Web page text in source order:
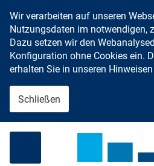
Wir verarbeiten auf unseren
Nutzungsdaten im notwendigen,
Dazu setzen wir den
Konfiguration ohne Cookies ein.
erhalten Sie in unseren
Schließen